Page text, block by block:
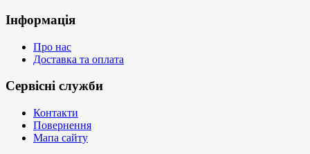
Інформація
Про нас
Доставка та оплата
Сервісні служби
Контакти
Повернення
Мапа сайту